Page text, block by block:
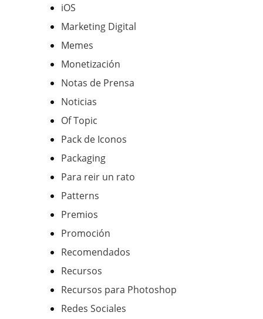
iOS
Marketing Digital
Memes
Monetización
Notas de Prensa
Noticias
Of Topic
Pack de Iconos
Packaging
Para reir un rato
Patterns
Premios
Promoción
Recomendados
Recursos
Recursos para Photoshop
Redes Sociales